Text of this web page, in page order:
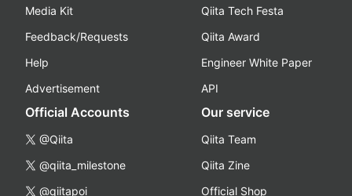
Media Kit
Feedback/Requests
Help
Advertisement
Qiita Tech Festa
Qiita Award
Engineer White Paper
API
Official Accounts
@Qiita
@qiita_milestone
@qiitapoi
Our service
Qiita Team
Qiita Zine
Official Shop